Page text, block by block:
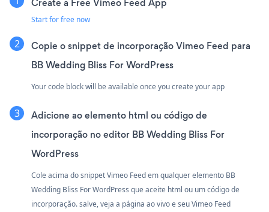
Start for free now
Copie o snippet de incorporação Vimeo Feed para
BB Wedding Bliss For WordPress
Your code block will be available once you create your app
Adicione ao elemento html ou código de
incorporação no editor BB Wedding Bliss For
WordPress
Cole acima do snippet Vimeo Feed em qualquer elemento BB
Wedding Bliss For WordPress que aceite html ou um código de
incorporação. salve, veja a página ao vivo e seu Vimeo Feed